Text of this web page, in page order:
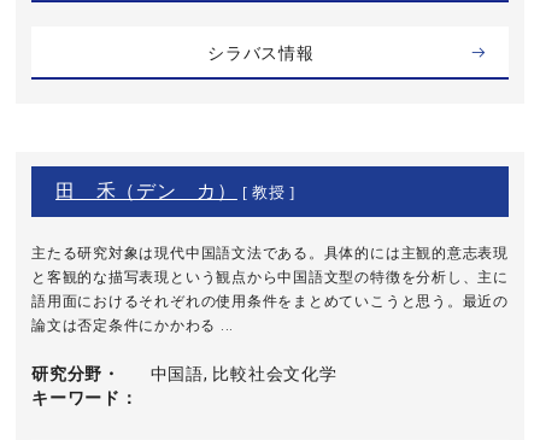
シラバス情報
田 禾（デン カ） [ 教授 ]
主たる研究対象は現代中国語文法である。具体的には主観的意志表現
と客観的な描写表現という観点から中国語文型の特徴を分析し、主に
語用面におけるそれぞれの使用条件をまとめていこうと思う。最近の
論文は否定条件にかかわる ...
研究分野・
キーワード
中国語, 比較社会文化学